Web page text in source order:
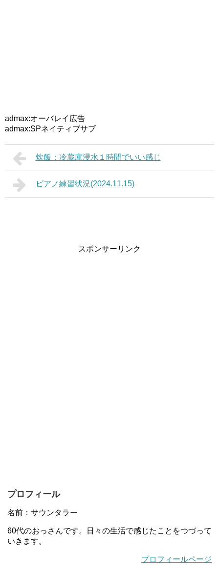
admax:オーバレイ広告
admax:SPネイティブサブ
炊飯：冷蔵庫浸水１時間でいい感じ
ピアノ練習状況(2024.11.15)
スポンサーリンク
プロフィール
名前：サウンタラー
60代のおっさんです。日々の生活で感じたことをつづって
いきます。
プロフィールページ